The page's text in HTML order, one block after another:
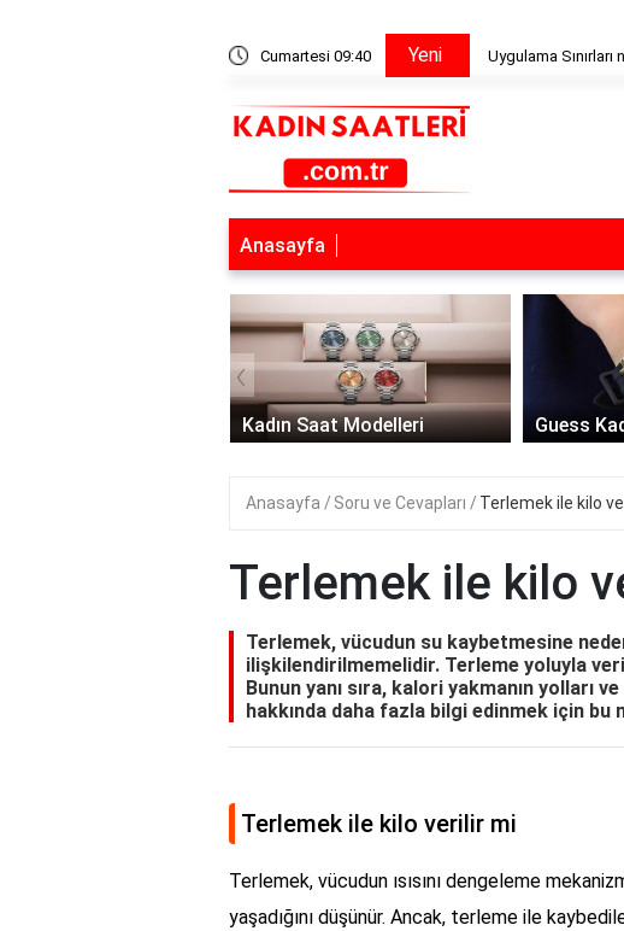
Cumartesi 09:40 Yeni Uygulama Sınırları
Anasayfa
Guess Kadın Saatleri Casio
‹
Anasayfa Soru ve Cevapları Terlemek ile kilo
Terlemek ile kilo
Terlemek, vücudun su kaybetmesine
ilişkilendirilmemelidir. Terleme yoluyla
Bunun yanı sıra, kalori yakmanın yolları
hakkında daha fazla bilgi edinmek için bu
Terlemek ile kilo verilir mi
Terlemek, vücudun ısısını dengeleme
yaşadığını düşünür. Ancak, terleme ile